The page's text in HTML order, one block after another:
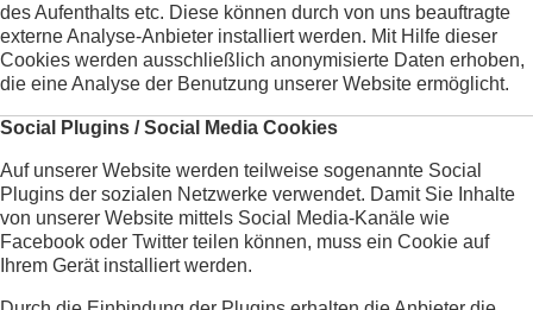
des Aufenthalts etc. Diese können durch von uns beauftragte
externe Analyse-Anbieter installiert werden. Mit Hilfe dieser
Cookies werden ausschließlich anonymisierte Daten erhoben,
die eine Analyse der Benutzung unserer Website ermöglicht.
Social Plugins / Social Media Cookies
Auf unserer Website werden teilweise sogenannte Social
Plugins der sozialen Netzwerke verwendet. Damit Sie Inhalte
von unserer Website mittels Social Media-Kanäle wie
Facebook oder Twitter teilen können, muss ein Cookie auf
Ihrem Gerät installiert werden.